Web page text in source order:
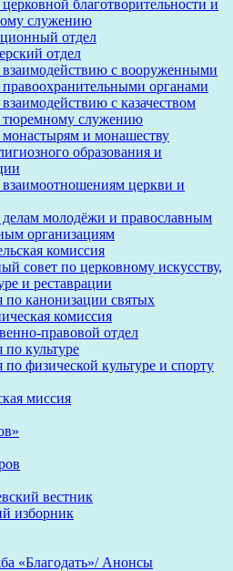
благотворительности и
служению
отдел
отдел
с вооруженными
органами
с казачеством
тюремному служению
и монашеству
образования и
церкви и
молодёжи и православным
организациям
комиссия
совет по церковному искусству,
и реставрации
по канонизации святых
комиссия
правовой отдел
культуре
физической культуре и спорту
миссия
вестник
изборник
«Благодать»/ Анонсы